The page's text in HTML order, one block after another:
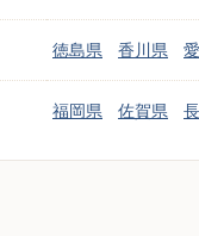
徳島県 香川県
福岡県 佐賀県